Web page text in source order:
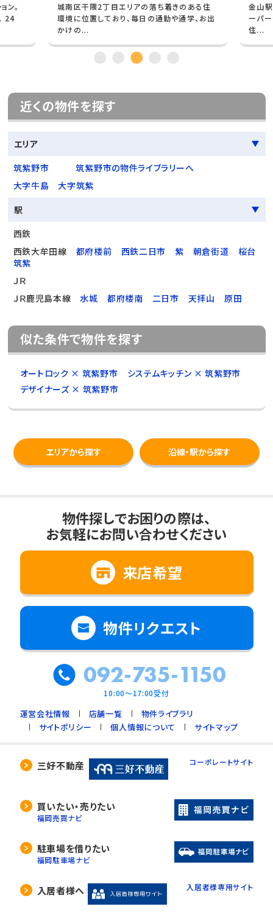
ン。
24
城南区干隈2丁目エリアの落ち着きのある住
環境に位置しており、毎日の通勤や通学、お出
かけの...
金山
ーパ
住...
近くの物件を探す
エリア
筑紫野市
筑紫野市の物件ライブラリーへ
大字牛島
大字筑紫
駅
西鉄
西鉄大牟田線
都府楼前 西鉄二日市 紫 朝倉街道
桜台
筑紫
ＪＲ
ＪＲ鹿児島本線
水城 都府楼南 二日市 天拝山 原田
似た条件で物件を探す
オートロック × 筑紫野市
システムキッチン × 筑紫野市
デザイナーズ × 筑紫野市
エリアから探す 沿線・駅から探す
物件探しでお困りの際は、
お気軽にお問い合わせください
来店希望
物件リクエスト
092-735-1150
10:00～17:00受付
運営会社情報 店舗一覧
物件ライブラリ
サイトポリシー
個人情報について サイトマップ
三好不動産 コーポレートサイト
買いたい・売りたい
福岡売買ナビ
駐車場を借りたい
福岡駐車場ナビ
入居者様へ 入居者様専用サイト